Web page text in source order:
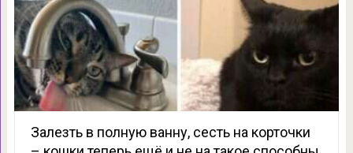
Залезть в полную ванну, сесть на корточки